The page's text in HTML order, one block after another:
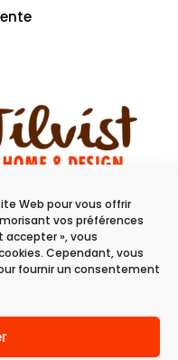
Web pour vous offrir
vos préférences
accepter », vous
Cependant, vous
fournir un consentement
11 rue du raisin
68100 Mulhouse
mardi au samedi